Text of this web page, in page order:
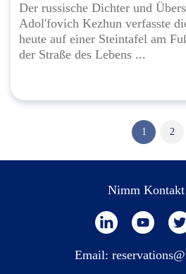
Der russische Dichter und
Adol'fovich Kezhun verfasste
heute auf einer Steintafel am
der Straße des Lebens ...
1 2
Nimm
Email: